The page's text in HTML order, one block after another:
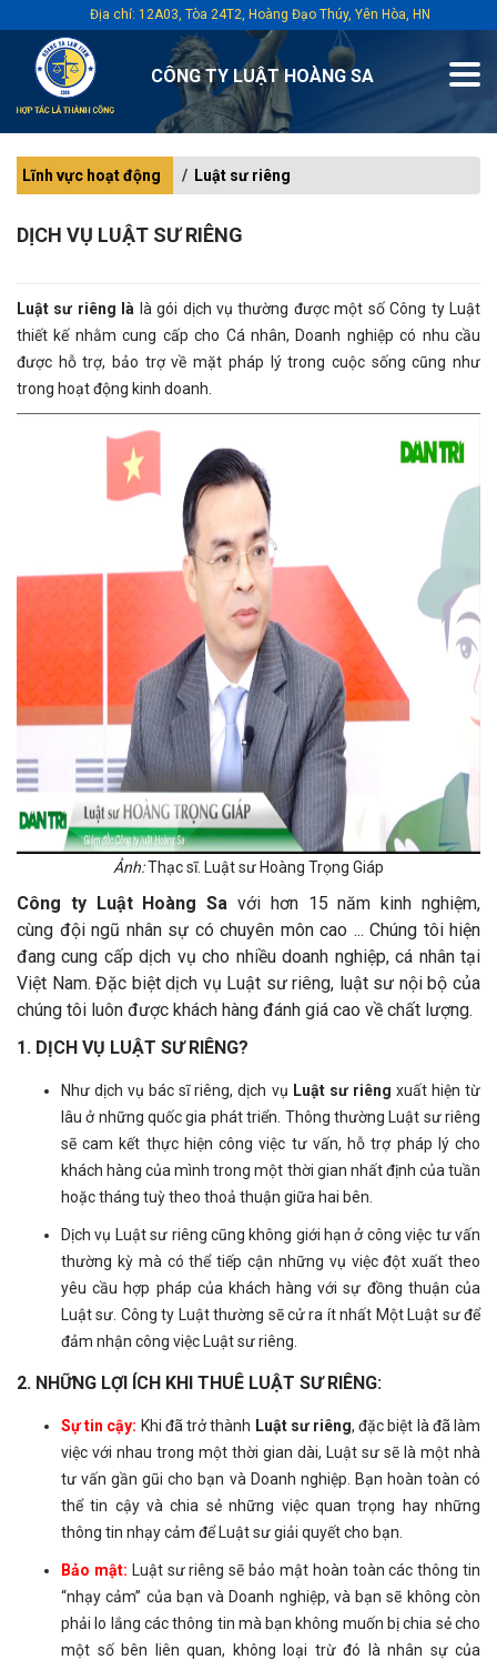
CÔNG TY LUẬT HOÀNG SA
Địa chỉ: 12A03, Tòa 24T2, Hoàng Đạo Thúy, Yên Hòa, HN
Lĩnh vực hoạt động Luật sư riêng
DỊCH VỤ LUẬT SƯ RIÊNG
Luật sư riêng là là gói dịch vụ thường được một số Công ty Luật
thiết kế nhằm cung cấp cho Cá nhân, Doanh nghiệp có nhu cầu
được hỗ trợ, bảo trợ về mặt pháp lý trong cuộc sống cũng như
trong hoạt động kinh doanh.
Ảnh:Thạc sĩ. Luật sư Hoàng Trọng Giáp
Công ty Luật Hoàng Sa với hơn 15 năm kinh nghiệm,
cùng đội ngũ nhân sự có chuyên môn cao ... Chúng tôi hiện
đang cung cấp dịch vụ cho nhiều doanh nghiệp, cá nhân tại
Việt Nam. Đặc biệt dịch vụ Luật sư riêng, luật sư nội bộ của
chúng tôi luôn được khách hàng đánh giá cao về chất lượng.
1. DỊCH VỤ LUẬT SƯ RIÊNG?
Như dịch vụ bác sĩ riêng, dịch vụ Luật sư riêng xuất hiện từ
lâu ở những quốc gia phát triển. Thông thường Luật sư riêng
sẽ cam kết thực hiện công việc tư vấn, hỗ trợ pháp lý cho
khách hàng của mình trong một thời gian nhất định của tuần
hoặc tháng tuỳ theo thoả thuận giữa hai bên.
Dịch vụ Luật sư riêng cũng không giới hạn ở công việc tư vấn
thường kỳ mà có thể tiếp cận những vụ việc đột xuất theo
yêu cầu hợp pháp của khách hàng với sự đồng thuận của
Luật sư. Công ty Luật thường sẽ cử ra ít nhất Một Luật sư để
đảm nhận công việc Luật sư riêng.
2. NHỮNG LỢI ÍCH KHI THUÊ LUẬT SƯ RIÊNG:
Sự tin cậy: Khi đã trở thành Luật sư riêng, đặc biệt là đã làm
việc với nhau trong một thời gian dài, Luật sư sẽ là một nhà
tư vấn gần gũi cho bạn và Doanh nghiệp. Bạn hoàn toàn có
thể tin cậy và chia sẻ những việc quan trọng hay những
thông tin nhạy cảm để Luật sư giải quyết cho bạn.
Bảo mật: Luật sư riêng sẽ bảo mật hoàn toàn các thông tin
“nhạy cảm” của bạn và Doanh nghiệp, và bạn sẽ không còn
phải lo lắng các thông tin mà bạn không muốn bị chia sẻ cho
một số bên liên quan, không loại trừ đó là nhân sự của